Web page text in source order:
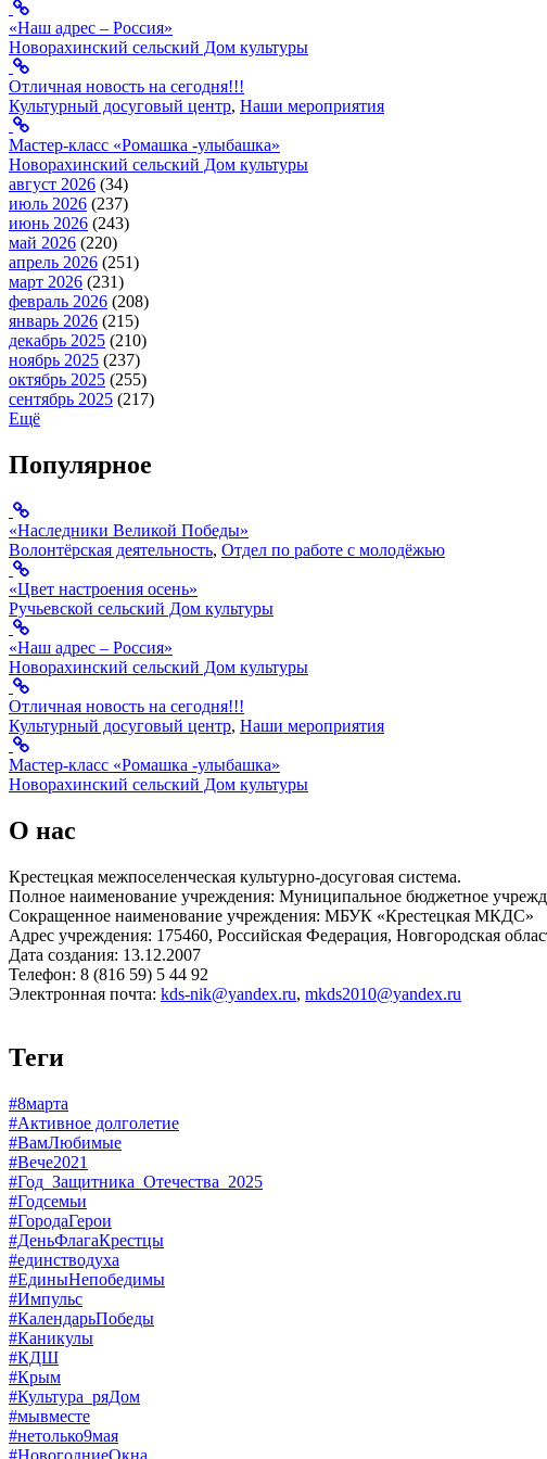
«Наш адрес – Россия»
Новорахинский сельский Дом культуры
Отличная новость на сегодня!!!
Культурный досуговый центр, Наши мероприятия
Мастер-класс «Ромашка -улыбашка»
Новорахинский сельский Дом культуры
август 2026 (34)
июль 2026 (237)
июнь 2026 (243)
май 2026 (220)
апрель 2026 (251)
март 2026 (231)
февраль 2026 (208)
январь 2026 (215)
декабрь 2025 (210)
ноябрь 2025 (237)
октябрь 2025 (255)
сентябрь 2025 (217)
Ещё
Популярное
«Наследники Великой Победы»
Волонтёрская деятельность, Отдел по работе с молодёжью
«Цвет настроения осень»
Ручьевской сельский Дом культуры
«Наш адрес – Россия»
Новорахинский сельский Дом культуры
Отличная новость на сегодня!!!
Культурный досуговый центр, Наши мероприятия
Мастер-класс «Ромашка -улыбашка»
Новорахинский сельский Дом культуры
О нас
Крестецкая межпоселенческая культурно-досуговая система.
Полное наименование учреждения: Муниципальное бюджетное
Сокращенное наименование учреждения: МБУК «Крестецкая МКДС»
Адрес учреждения: 175460, Российская Федерация, Новгородская
Дата создания: 13.12.2007
Телефон: 8 (816 59) 5 44 92
Электронная почта: kds-nik@yandex.ru, mkds2010@yandex.ru
Теги
#8марта
#Активное долголетие
#ВамЛюбимые
#Вече2021
#Год_Защитника_Отечества_2025
#Годсемьи
#ГородаГерои
#ДеньФлагаКрестцы
#единстводуха
#ЕдиныНепобедимы
#Импульс
#КалендарьПобеды
#Каникулы
#КДШ
#Крым
#Культура_ряДом
#мывместе
#нетолько9мая
#НовогодниеОкна